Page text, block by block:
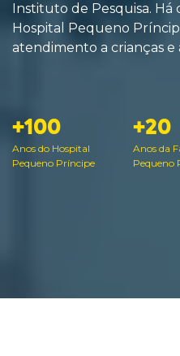
Instituto de Pesquisa. Há
Hospital Pequeno
atendimento a crianças e
+100
Anos do Hospital
Pequeno Príncipe
+20
Anos da
Pequeno